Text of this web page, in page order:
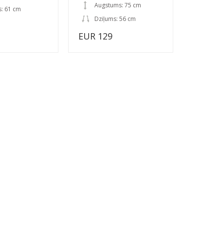
61 cm
Augstums: 75 cm
Dziļums: 56 cm
EUR 129